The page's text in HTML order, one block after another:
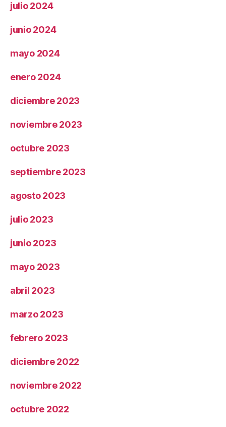
julio 2024
junio 2024
mayo 2024
enero 2024
diciembre 2023
noviembre 2023
octubre 2023
septiembre 2023
agosto 2023
julio 2023
junio 2023
mayo 2023
abril 2023
marzo 2023
febrero 2023
diciembre 2022
noviembre 2022
octubre 2022